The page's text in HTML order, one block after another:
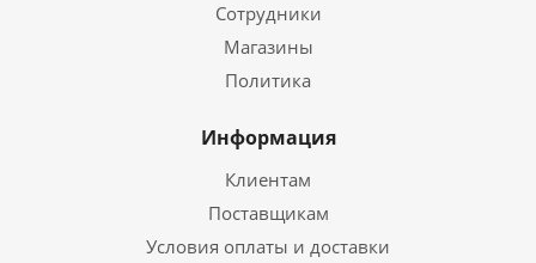
Сотрудники
Магазины
Политика
Информация
Клиентам
Поставщикам
Условия оплаты и доставки